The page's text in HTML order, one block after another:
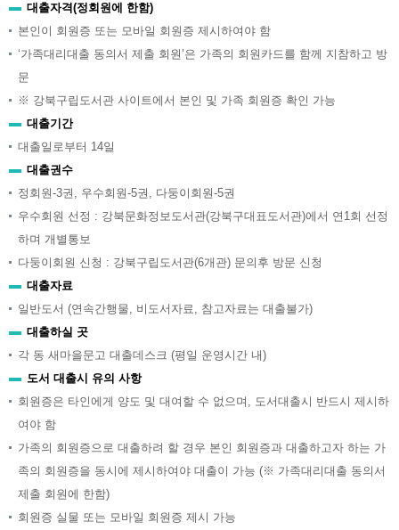
대출자격(정회원에 한함)
본인이 회원증 또는 모바일 회원증 제시하여야 함
‘가족대리대출 동의서 제출 회원’은 가족의 회원카드를 함께 지참하고 방
문
※ 강북구립도서관 사이트에서 본인 및 가족 회원증 확인 가능
대출기간
대출일로부터 14일
대출권수
정회원-3권, 우수회원-5권, 다둥이회원-5권
우수회원 선정 : 강북문화정보도서관(강북구대표도서관)에서 연1회 선정
하며 개별통보
다둥이회원 신청 : 강북구립도서관(6개관) 문의후 방문 신청
대출자료
일반도서 (연속간행물, 비도서자료, 참고자료는 대출불가)
대출하실 곳
각 동 새마을문고 대출데스크 (평일 운영시간 내)
도서 대출시 유의 사항
회원증은 타인에게 양도 및 대여할 수 없으며, 도서대출시 반드시 제시하
여야 함
가족의 회원증으로 대출하려 할 경우 본인 회원증과 대출하고자 하는 가
족의 회원증을 동시에 제시하여야 대출이 가능 (※ 가족대리대출 동의서
제출 회원에 한함)
회원증 실물 또는 모바일 회원증 제시 가능